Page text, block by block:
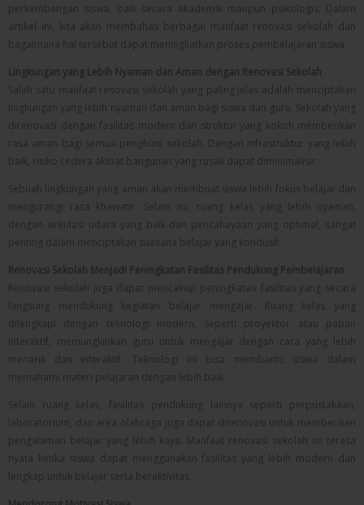
perkembangan siswa, baik secara akademik maupun psikologis. Dalam
artikel ini, kita akan membahas berbagai manfaat renovasi sekolah dan
bagaimana hal tersebut dapat meningkatkan proses pembelajaran siswa.
Lingkungan yang Lebih Nyaman dan Aman dengan Renovasi Sekolah
Salah satu manfaat renovasi sekolah yang paling jelas adalah menciptakan
lingkungan yang lebih nyaman dan aman bagi siswa dan guru. Sekolah yang
direnovasi dengan fasilitas modern dan struktur yang kokoh memberikan
rasa aman bagi semua penghuni sekolah. Dengan infrastruktur yang lebih
baik, risiko cedera akibat bangunan yang rusak dapat diminimalisir.
Sebuah lingkungan yang aman akan membuat siswa lebih fokus belajar dan
mengurangi rasa khawatir. Selain itu, ruang kelas yang lebih nyaman,
dengan sirkulasi udara yang baik dan pencahayaan yang optimal, sangat
penting dalam menciptakan suasana belajar yang kondusif.
Renovasi Sekolah Menjadi Peningkatan Fasilitas Pendukung Pembelajaran
Renovasi sekolah juga dapat mencakup peningkatan fasilitas yang secara
langsung mendukung kegiatan belajar mengajar. Ruang kelas yang
dilengkapi dengan teknologi modern, seperti proyektor atau papan
interaktif, memungkinkan guru untuk mengajar dengan cara yang lebih
menarik dan interaktif. Teknologi ini bisa membantu siswa dalam
memahami materi pelajaran dengan lebih baik.
Selain ruang kelas, fasilitas pendukung lainnya seperti perpustakaan,
laboratorium, dan area olahraga juga dapat direnovasi untuk memberikan
pengalaman belajar yang lebih kaya. Manfaat renovasi sekolah ini terasa
nyata ketika siswa dapat menggunakan fasilitas yang lebih modern dan
lengkap untuk belajar serta beraktivitas.